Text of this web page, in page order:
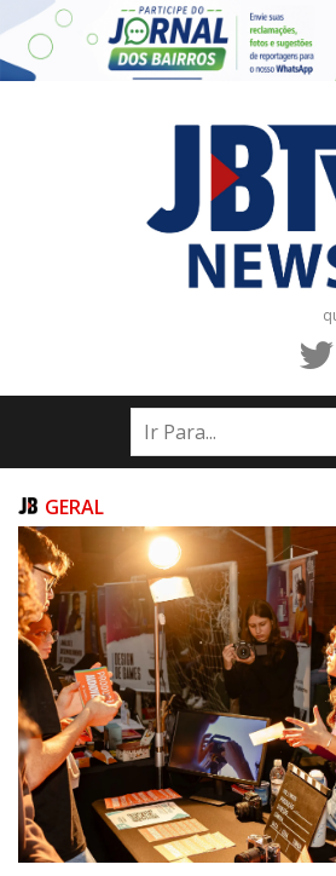
INÍCIO
NOTÍCIAS
PUBLICAÇÕES
CONTATO
GERAL